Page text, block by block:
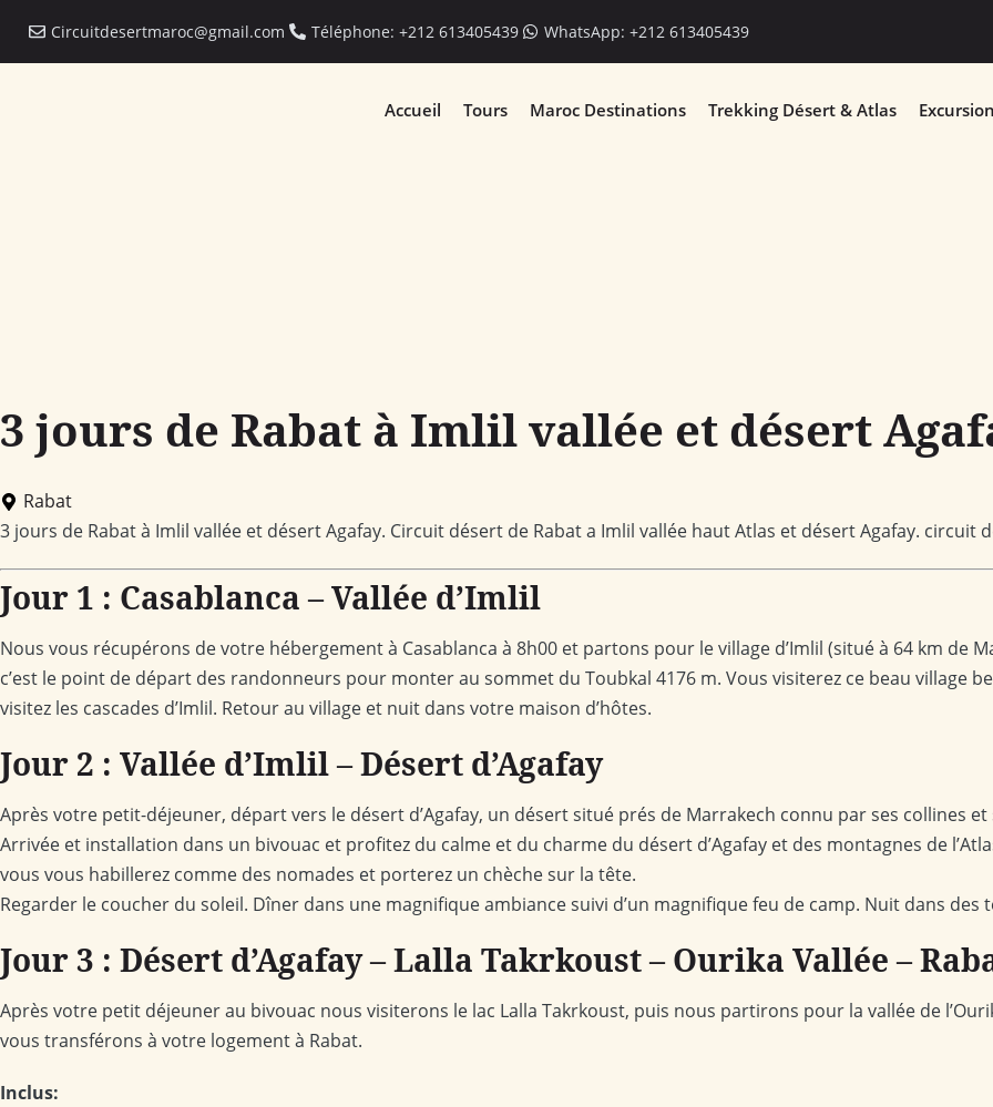
Circuitdesertmaroc@gmail.com Téléphone: +212 613405439 WhatsApp: +212 613405439
Accueil Tours Maroc Destinations Trekking Désert & Atlas
3 jours de Rabat à Imlil vallée et désert
Rabat
3 jours de Rabat à Imlil vallée et désert Agafay. Circuit désert de Rabat a Imlil vallée haut Atlas et désert Agafay. circuit
Jour 1 : Casablanca – Vallée d’Imlil
Nous vous récupérons de votre hébergement à Casablanca à 8h00 et partons pour le village d’Imlil (situé à 64 km de
c’est le point de départ des randonneurs pour monter au sommet du Toubkal 4176 m. Vous visiterez ce beau village
visitez les cascades d’Imlil. Retour au village et nuit dans votre maison d’hôtes.
Jour 2 : Vallée d’Imlil – Désert d’Agafay
Après votre petit-déjeuner, départ vers le désert d’Agafay, un désert situé prés de Marrakech connu par ses collines
Arrivée et installation dans un bivouac et profitez du calme et du charme du désert d’Agafay et des montagnes de
vous vous habillerez comme des nomades et porterez un chèche sur la tête.
Regarder le coucher du soleil. Dîner dans une magnifique ambiance suivi d’un magnifique feu de camp. Nuit dans des
Jour 3 : Désert d’Agafay – Lalla Takrkoust – Ourika Vallée –
Après votre petit déjeuner au bivouac nous visiterons le lac Lalla Takrkoust, puis nous partirons pour la vallée de
vous transférons à votre logement à Rabat.
Inclus: